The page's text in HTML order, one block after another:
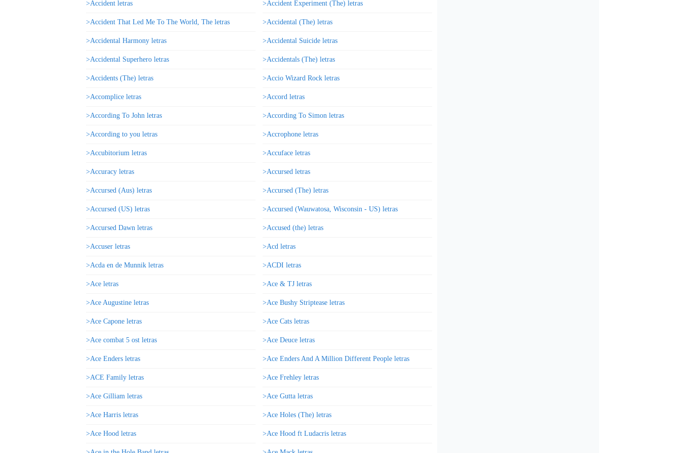
>Accident letras >Accident Experiment (The) letras
>Accident That Led Me To The World, The letras >Accidental (The) letras
>Accidental Harmony letras >Accidental Suicide letras
>Accidental Superhero letras >Accidentals (The) letras
>Accidents (The) letras >Accio Wizard Rock letras
>Accomplice letras >Accord letras
>According To John letras >According To Simon letras
>According to you letras >Accrophone letras
>Accubitorium letras >Accuface letras
>Accuracy letras >Accursed letras
>Accursed (Aus) letras >Accursed (The) letras
>Accursed (US) letras >Accursed (Wauwatosa, Wisconsin - US) letras
>Accursed Dawn letras >Accused (the) letras
>Accuser letras >Acd letras
>Acda en de Munnik letras >ACDI letras
>Ace letras >Ace & TJ letras
>Ace Augustine letras >Ace Bushy Striptease letras
>Ace Capone letras >Ace Cats letras
>Ace combat 5 ost letras >Ace Deuce letras
>Ace Enders letras >Ace Enders And A Million Different People letras
>ACE Family letras >Ace Frehley letras
>Ace Gilliam letras >Ace Gutta letras
>Ace Harris letras >Ace Holes (The) letras
>Ace Hood letras >Ace Hood ft Ludacris letras